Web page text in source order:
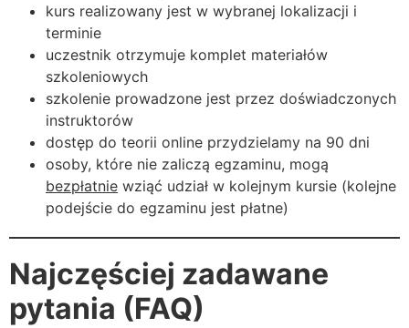
kurs realizowany jest w wybranej lokalizacji i
terminie
uczestnik otrzymuje komplet materiałów
szkoleniowych
szkolenie prowadzone jest przez doświadczonych
instruktorów
dostęp do teorii online przydzielamy na 90 dni
osoby, które nie zaliczą egzaminu, mogą
bezpłatnie wziąć udział w kolejnym kursie (kolejne
podejście do egzaminu jest płatne)
Najczęściej zadawane
pytania (FAQ)